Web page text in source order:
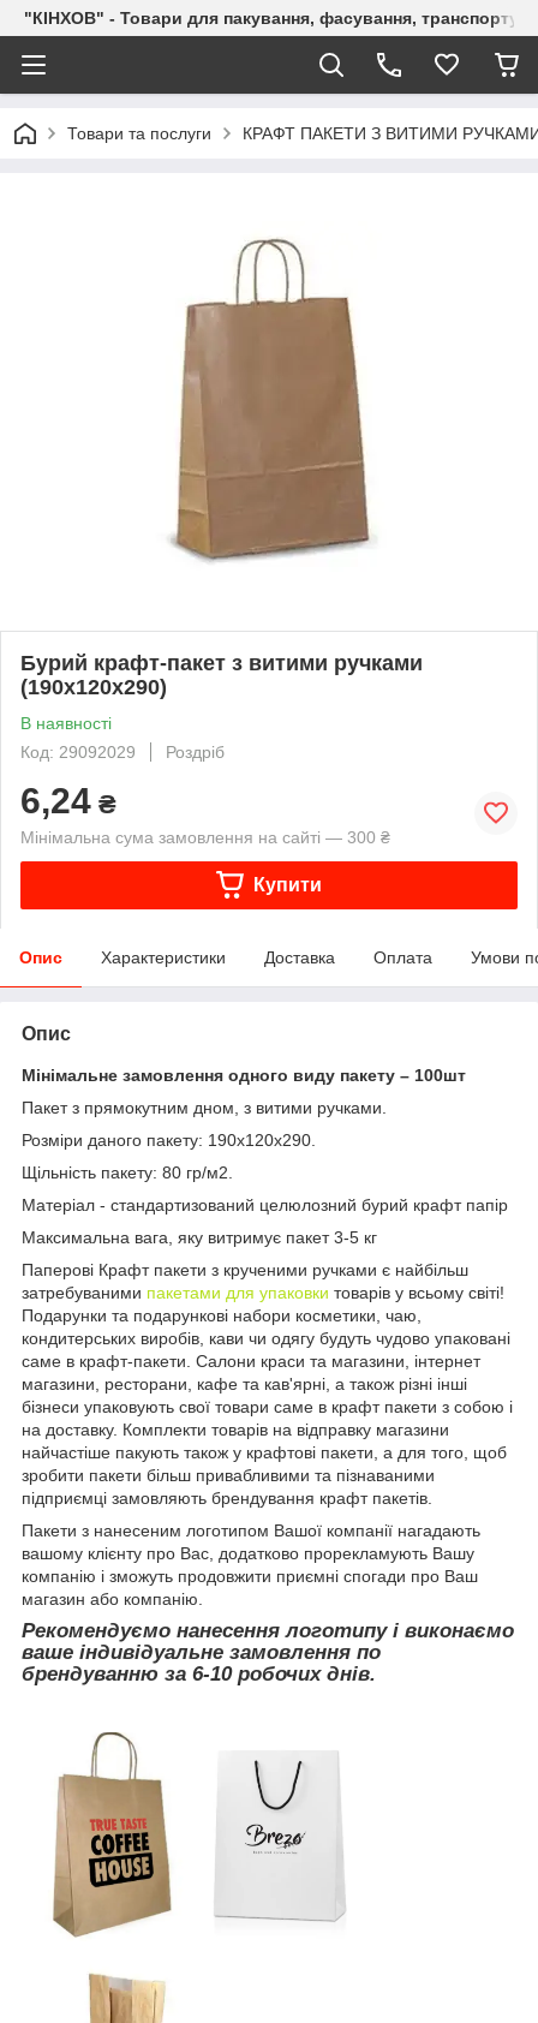
"КІНХОВ" - Товари для пакування, фасування,
Товари та послуги КРАФТ ПАКЕТИ З ВИТИМИ
Бурий крафт-пакет з витими ручками
(190х120х290)
В наявності
Код: 29092029
Роздріб
6,24 ₴
Мінімальна сума замовлення на сайті — 300 ₴
Купити
Опис Характеристики Доставка Оплата Умови
Опис
Мінімальне замовлення одного виду пакету – 100шт
Пакет з прямокутним дном, з витими ручками.
Розміри даного пакету: 190х120х290.
Щільність пакету: 80 гр/м2.
Матеріал - стандартизований целюлозний бурий крафт папір
Максимальна вага, яку витримує пакет 3-5 кг
Паперові Крафт пакети з крученими ручками є найбільш
затребуваними пакетами для упаковки товарів у всьому світі!
Подарунки та подарункові набори косметики, чаю,
кондитерських виробів, кави чи одягу будуть чудово упаковані
саме в крафт-пакети. Салони краси та магазини, інтернет
магазини, ресторани, кафе та кав'ярні, а також різні інші
бізнеси упаковують свої товари саме в крафт пакети з собою і
на доставку. Комплекти товарів на відправку магазини
найчастіше пакують також у крафтові пакети, а для того, щоб
зробити пакети більш привабливими та пізнаваними
підприємці замовляють брендування крафт пакетів.
Пакети з нанесеним логотипом Вашої компанії нагадають
вашому клієнту про Вас, додатково прорекламують Вашу
компанію і зможуть продовжити приємні спогади про Ваш
магазин або компанію.
Рекомендуємо нанесення логотипу і виконаємо
ваше індивідуальне замовлення по
брендуванню за 6-10 робочих днів.